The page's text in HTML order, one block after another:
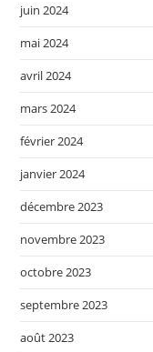
juin 2024
mai 2024
avril 2024
mars 2024
février 2024
janvier 2024
décembre 2023
novembre 2023
octobre 2023
septembre 2023
août 2023